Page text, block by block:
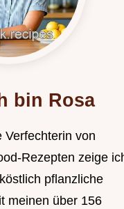
bin Rosa
Verfechterin von
Rezepten zeige
pflanzliche
meinen über 156